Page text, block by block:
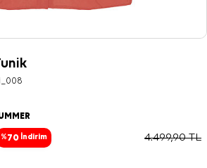
%70 İndirim 4.499,90TL